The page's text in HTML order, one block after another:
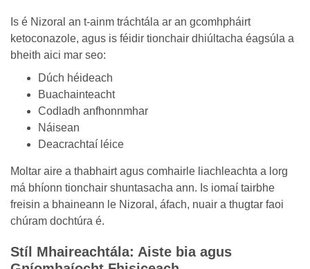
Is é Nizoral an t-ainm tráchtála ar an gcomhpháirt
ketoconazole, agus is féidir tionchair dhiúltacha éagsúla a
bheith aici mar seo:
Dúch héideach
Buachainteacht
Codladh anfhonnmhar
Náisean
Deacrachtaí léice
Moltar aire a thabhairt agus comhairle liachleachta a lorg
má bhíonn tionchair shuntasacha ann. Is iomaí tairbhe
freisin a bhaineann le Nizoral, áfach, nuair a thugtar faoi
chúram dochtúra é.
Stíl Mhaireachtála: Aiste bia agus